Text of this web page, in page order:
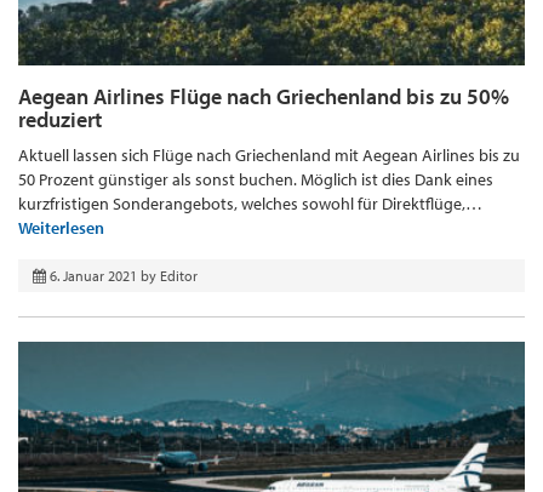
Aegean Airlines Flüge nach Griechenland bis zu 50%
reduziert
Aktuell lassen sich Flüge nach Griechenland mit Aegean Airlines bis zu
50 Prozent günstiger als sonst buchen. Möglich ist dies Dank eines
kurzfristigen Sonderangebots, welches sowohl für Direktflüge,…
Weiterlesen
6. Januar 2021 by Editor